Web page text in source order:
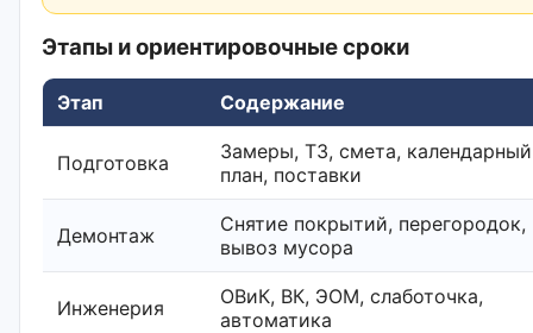
Этапы и ориентировочные сроки
Этап Содержание
Подготовка
Замеры, ТЗ, смета, календарный
план, поставки
Демонтаж
Снятие покрытий, перегородок,
вывоз мусора
Инженерия
ОВиК, ВК, ЭОМ, слаботочка,
автоматика